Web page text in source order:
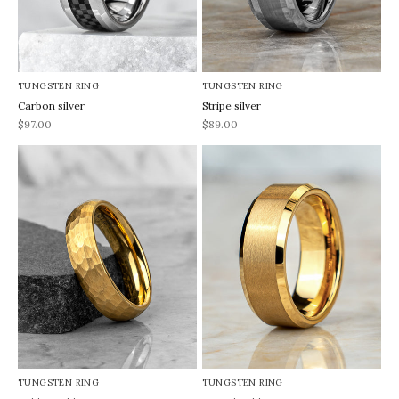
TUNGSTEN RING
Carbon silver
REA-pris
$97.00
TUNGSTEN RING
Stripe silver
REA-pris
$89.00
TUNGSTEN RING TUNGSTEN RING